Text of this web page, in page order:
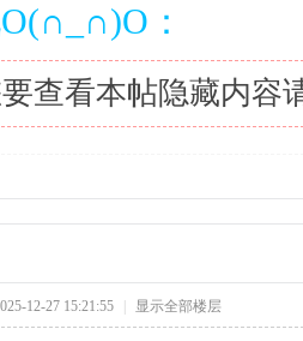
：
查看本帖隐藏内容
12-27 15:21:55 显示全部楼层